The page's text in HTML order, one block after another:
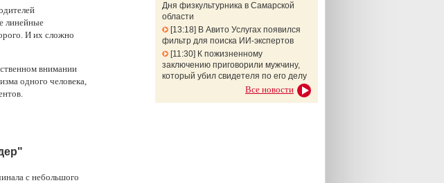
линейные
И их сложно
внимании
одного человека,
с небольшого
Дня физкультурника в Самарской
области
13:18 В Авито Услугах появился
фильтр для поиска ИИ-экспертов
11:30 К пожизненному
заключению приговорили мужчину,
который убил свидетеля по его делу
Все новости